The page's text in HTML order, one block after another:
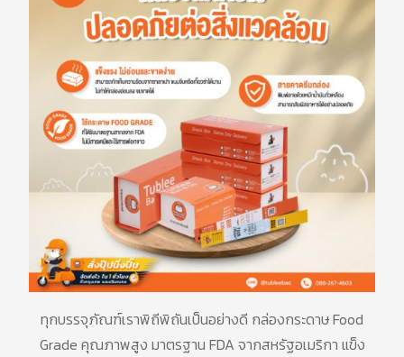
ทุกบรรจุภัณฑ์เราพิถีพิถันเป็นอย่างดี กล่องกระดาษFood
Grade คุณภาพสูง มาตรฐาน FDA จากสหรัฐอเมริกา แข็ง